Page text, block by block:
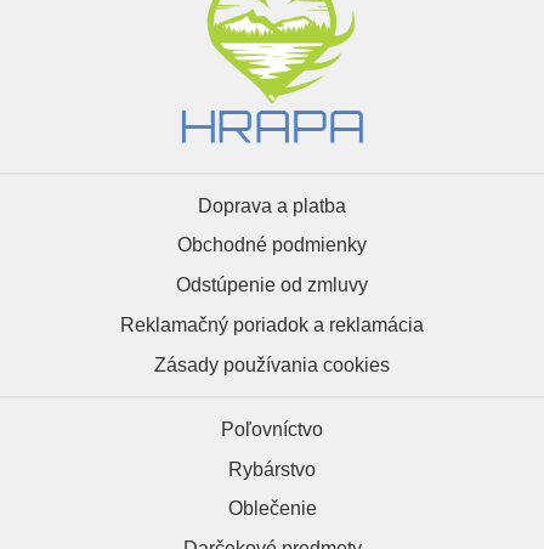
Doprava a platba
Obchodné podmienky
Odstúpenie od zmluvy
Reklamačný poriadok a reklamácia
Zásady používania cookies
Poľovníctvo
Rybárstvo
Oblečenie